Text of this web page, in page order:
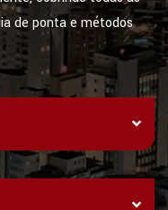
de ponta e métodos